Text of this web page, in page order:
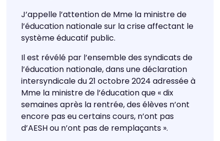
J’appelle l’attention de Mme la ministre de
l’éducation nationale sur la crise affectant le
système éducatif public.
Il est révélé par l’ensemble des syndicats de
l’éducation nationale, dans une déclaration
intersyndicale du 21 octobre 2024 adressée à
Mme la ministre de l’éducation que « dix
semaines après la rentrée, des élèves n’ont
encore pas eu certains cours, n’ont pas
d’AESH ou n’ont pas de remplaçants ».